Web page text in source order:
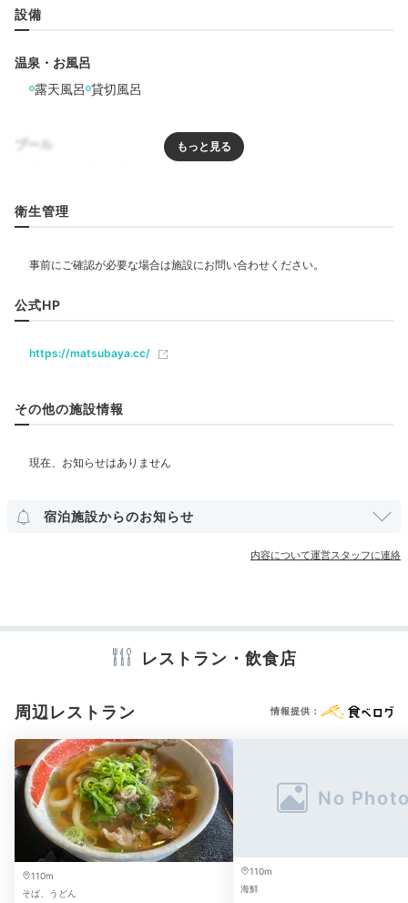
過ごせます。
貸切風呂がたくさんあり、 制覇したくなるぐらい、どの
温泉を堪能することができまし
17:00
専用ラウンジで
本館と新館には、それぞれ
フリーフローでドリンクやお
つまみを楽しめる専用ラウンジがあります。新館の「月
間。夕食前に、ビールやワインで乾杯してはいかが。
maaaripepe
ラウンジでドリンク、アイス、お菓子が食べ放題でした。
ながら、ゆっくり堪能させて頂きました！
設備
温泉・お風呂
露天風呂 貸切風呂
プール
リラクゼーション
飲食
部屋情報
衛生管理
公式HP
https://matsubaya.cc/
その他の施設情報
宿泊施設からのお知らせ
内容について運営スタッフに連絡
レストラン・飲食店
周辺レストラン 情報提供：
110m
そば、うどん
110m
海鮮